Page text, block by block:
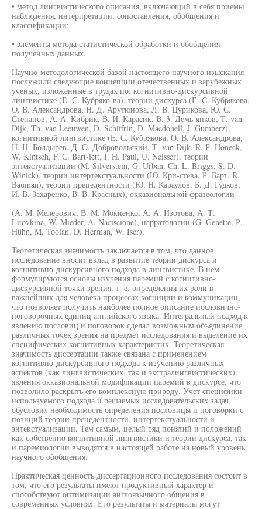
• метод лингвистического описания, включающий в себя приемы
наблюдения, интерпретации, сопоставления, обобщения и
классификации;
• элементы метода статистической обработки и обобщения
полученных данных.
Научно-методологической базой настоящего научного изыскания
послужили следующие концепции отечественных и зарубежных
ученых, изложенные в трудах по: когнитивно-дискурсивной
лингвистике (Е. С. Кубряко-ва), теории дискурса (Е. С. Кубрякова,
О. В. Александрова, Н. Д. Арутюнова, Л. В. Цурикова, Ю. С.
Степанов, А. А. Кибрик, В. И. Карасик, В. 3. Демь-янков, Т. van
Dijk, Th. van Leeuwen, D. Schiffrin, D. Macdonell, J. Gumperz),
когнитивной лингвистике (E. С. Кубрякова, О. В. Александрова,
Н. Н. Болдырев, Д. О. Добровольский, Т. van Dijk, R. Р. Honeck,
W. Kintsch, F. С. Bart-lett, I. H. Paul, U. Neisser), теории
энтекстуализации (M. Silverstein, G. Urban, Ch. L. Briggs, S. D.
Winick), теории интертекстуальности (Ю. Кри-стева, Р. Барт, R.
Bauman), теории прецедентности (Ю. Н. Караулов, Б. Д. Гудков,
И. В. Захаренко, В. В. Красных), окказиональной фразеологии
(А. М. Мелерович, В. М. Мокиенко, А. А. Изотова, А. Т.
Litovkina, W. Mieder, A. Naciscione), нарратологии (G. Genette, Р.
Hühn, M. Toolan, D. Herman, W. Iser).
Теоретическая значимость заключается в том, что данное
исследование вносит вклад в развитие теории дискурса и
когнитивно-дискурсивного подхода в лингвистике. В нем
формулируются основы изучения паремий с когнитивно-
дискурсивной точки зрения, т. е. определения их роли в
важнейших для человека процессах когниции и коммуникации,
что позволяет получить наиболее полное описание пословично-
поговорочных единиц английского языка. Интегральный подход к
явлению пословиц и поговорок сделал возможным объединение
различных точек зрения на предмет исследования и выделение их
специфических когнитивных характеристик. Теоретическая
значимость диссертации также связана с применением
когнитивно-дискурсивного подхода к изучению различных
аспектов (как лингвистических, так и экстралингвистических)
явления окказиональной модификации паремий в дискурсе, что
позволило раскрыть его комплексную природу. Учет специфики
используемого подхода и решаемых исследовательских задач
обусловил необходимость определения пословицы и поговорки с
позиций теории прецедентности, интертекстуальности и
энтекстуализации. Тем самым, целый ряд понятий и положений
как собственно когнитивной лингвистики и теории дискурса, так
и паремиологии выводятся в настоящей работе на новый уровень
научного обобщения.
Практическая ценность диссертационного исследования состоит в
том, что его результаты имеют продуктивный характер и
способствуют оптимизации англоязычного общения в
современных условиях. Его результаты и материалы могут